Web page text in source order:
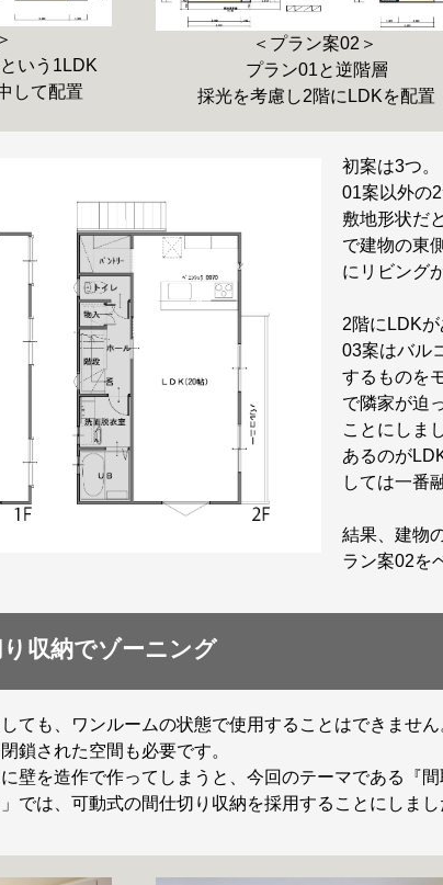
いう1LDK
して配置
＜プラン案02＞
プラン01と逆階層
採光を考慮し2階にLDKを配置
初案は3つ。
01案以外の
敷地形状だ
で建物の東
にリビング
2階にLDKが
03案はバル
するものを
で隣家が迫
ことにしま
あるのが
しては一番
結果、建物
ラン案02を
収納でゾーニング
ても、ワンルームの状態で使用することはできませ
鎖された空間も必要です。
壁を造作で作ってしまうと、今回のテーマである『
では、可動式の間仕切り収納を採用することにしまし